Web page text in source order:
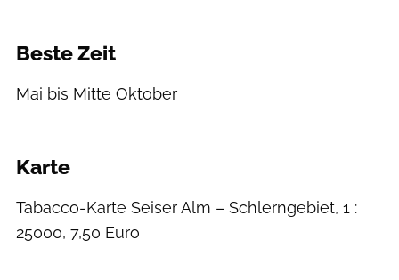
Beste Zeit
​Mai bis Mitte Oktober
Karte
Tabacco-Karte Seiser Alm – Schlerngebiet, 1 :
25000, 7,50 Euro